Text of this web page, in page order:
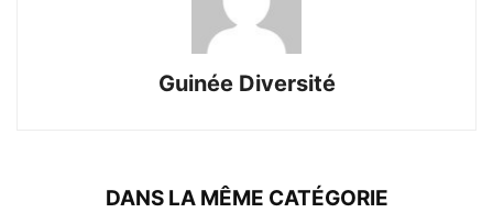
Guinée Diversité
DANS LA MÊME CATÉGORIE